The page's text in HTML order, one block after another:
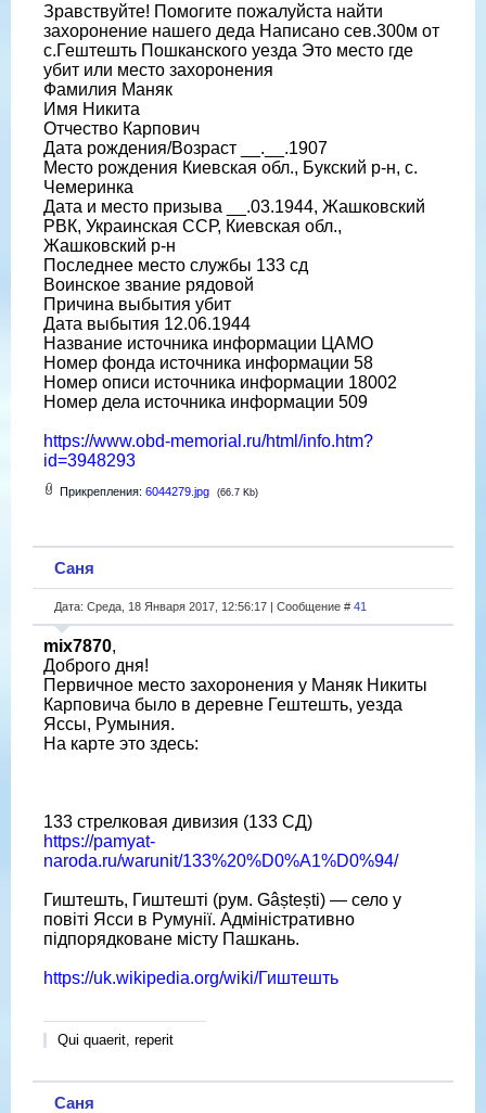
Зравствуйте! Помогите пожалуйста найти
захоронение нашего деда Написано сев.300м от
с.Гештешть Пошканского уезда Это место где
убит или место захоронения
Фамилия Маняк
Имя Никита
Отчество Карпович
Дата рождения/Возраст __.__.1907
Место рождения Киевская обл., Букский р-н, с.
Чемеринка
Дата и место призыва __.03.1944, Жашковский
РВК, Украинская ССР, Киевская обл.,
Жашковский р-н
Последнее место службы 133 сд
Воинское звание рядовой
Причина выбытия убит
Дата выбытия 12.06.1944
Название источника информации ЦАМО
Номер фонда источника информации 58
Номер описи источника информации 18002
Номер дела источника информации 509
https://www.obd-memorial.ru/html/info.htm?
id=3948293
Прикрепления: 6044279.jpg (66.7 Kb)
Саня
Дата: Среда, 18 Января 2017, 12:56:17 | Сообщение # 41
mix7870,
Доброго дня!
Первичное место захоронения у Маняк Никиты
Карповича было в деревне Гештешть, уезда
Яссы, Румыния.
На карте это здесь:
133 стрелковая дивизия (133 СД)
https://pamyat-
naroda.ru/warunit/133%20%D0%A1%D0%94/
Гиштешть, Гиштешті (рум. Gâștești) — село у
повіті Ясси в Румунії. Адміністративно
підпорядковане місту Пашкань.
https://uk.wikipedia.org/wiki/Гиштешть
Qui quaerit, reperit
Саня